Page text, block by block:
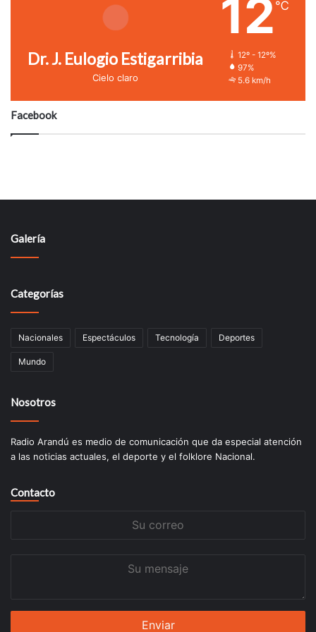
Dr. J. Eulogio Estigarribia
Cielo claro
12 ℃
12º - 12º%
97%
5.6 km/h
Facebook
Galería
Categorías
Nacionales Espectáculos Tecnologí­a Deportes
Mundo
Nosotros
Radio Arandú es medio de comunicación que da especial atención
a las noticias actuales, el deporte y el folklore Nacional.
Contacto